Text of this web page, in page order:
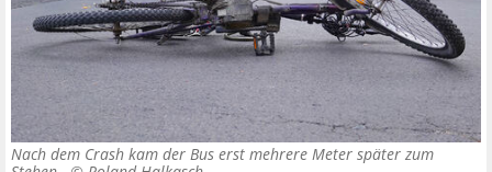
Nach dem Crash kam der Bus erst mehrere Meter später zum